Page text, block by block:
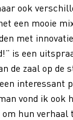
ook
een mooie
met
is een
de zaal op de
interessant
vond ik ook
om hun